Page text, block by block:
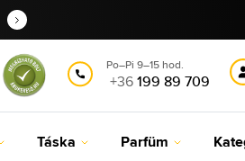
Po–Pi 9–15 hod.
+36199 89 709
Táska Parfüm